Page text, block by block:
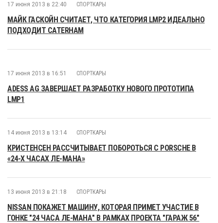
17 июня 2013 в 22:40 СПОРТКАРЫ
МАЙК ГАСКОЙН СЧИТАЕТ, ЧТО КАТЕГОРИЯ LMP2 ИДЕАЛЬНО
ПОДХОДИТ CATERHAM
17 июня 2013 в 16:51 СПОРТКАРЫ
ADESS AG ЗАВЕРШАЕТ РАЗРАБОТКУ НОВОГО ПРОТОТИПА
LMP1
14 июня 2013 в 13:14 СПОРТКАРЫ
КРИСТЕНСЕН РАССЧИТЫВАЕТ ПОБОРОТЬСЯ С PORSCHE В
«24-Х ЧАСАХ ЛЕ-МАНА»
13 июня 2013 в 21:18 СПОРТКАРЫ
NISSAN ПОКАЖЕТ МАШИНУ, КОТОРАЯ ПРИМЕТ УЧАСТИЕ В
ГОНКЕ "24 ЧАСА ЛЕ-МАНА" В РАМКАХ ПРОЕКТА "ГАРАЖ 56"